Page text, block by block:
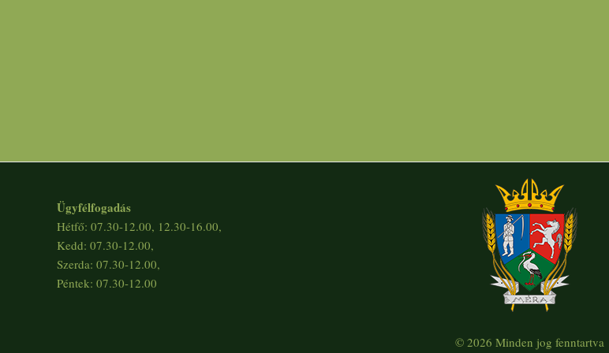
Ügyfélfogadás
Hétfő: 07.30-12.00, 12.30-16.00,
Kedd: 07.30-12.00,
Szerda: 07.30-12.00,
Péntek: 07.30-12.00
© 2026 Minden jog fenntartva